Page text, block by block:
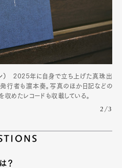
） 2025年に自身で立ち上げた真珠出
行者も濵本奏。写真のほか日記などの
めたレコードも収載している。
2/3
？